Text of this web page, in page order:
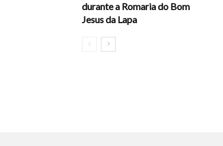
durante a Romaria do Bom
Jesus da Lapa